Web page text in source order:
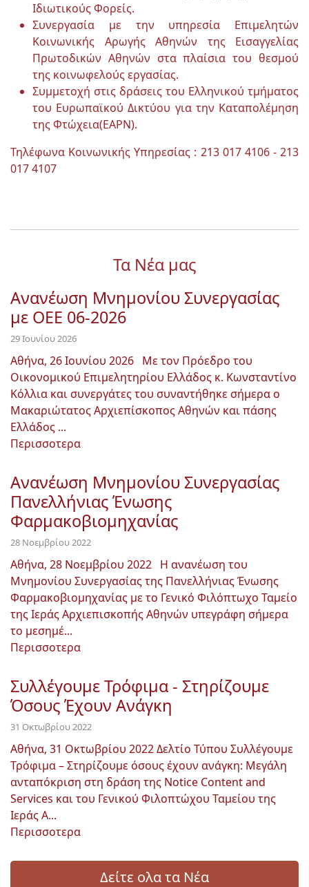
Ιδιωτικούς Φορείς.
Συνεργασία με την υπηρεσία Επιμελητών
Κοινωνικής Αρωγής Αθηνών της Εισαγγελίας
Πρωτοδικών Αθηνών στα πλαίσια του θεσμού
της κοινωφελούς εργασίας.
Συμμετοχή στις δράσεις του Ελληνικού τμήματος
του Ευρωπαϊκού Δικτύου για την Καταπολέμηση
της Φτώχεια(EAPN).
Τηλέφωνα Κοινωνικής Υπηρεσίας : 213 017 4106 - 213
017 4107
Τα Νέα μας
Ανανέωση Μνημονίου Συνεργασίας
με OEE 06-2026
29 Ιουνίου 2026
Αθήνα, 26 Ιουνίου 2026 Με τον Πρόεδρο του
Οικονομικού Επιμελητηρίου Ελλάδος κ. Κωνσταντίνο
Κόλλια και συνεργάτες του συναντήθηκε σήμερα ο
Μακαριώτατος Αρχιεπίσκοπος Αθηνών και πάσης
Ελλάδος ...
Περισσοτερα
Ανανέωση Μνημονίου Συνεργασίας
Πανελλήνιας Ένωσης
Φαρμακοβιομηχανίας
28 Νοεμβρίου 2022
Αθήνα, 28 Νοεμβρίου 2022 Η ανανέωση του
Μνημονίου Συνεργασίας της Πανελλήνιας Ένωσης
Φαρμακοβιομηχανίας με το Γενικό Φιλόπτωχο Ταμείο
της Ιεράς Αρχιεπισκοπής Αθηνών υπεγράφη σήμερα
το μεσημέ...
Περισσοτερα
Συλλέγουμε Τρόφιμα - Στηρίζουμε
Όσους Έχουν Ανάγκη
31 Οκτωβρίου 2022
Αθήνα, 31 Οκτωβρίου 2022 Δελτίο Τύπου Συλλέγουμε
Τρόφιμα – Στηρίζουμε όσους έχουν ανάγκη: Μεγάλη
ανταπόκριση στη δράση της Notice Content and
Services και του Γενικού Φιλοπτώχου Ταμείου της
Ιεράς Α...
Περισσοτερα
Δείτε ολα τα Νέα